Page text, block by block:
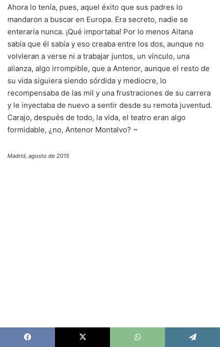
Ahora lo tenía, pues, aquel éxito que sus padres lo
mandaron a buscar en Europa. Era secreto, nadie se
enteraría nunca. ¡Qué importaba! Por lo menos Aitana
sabía que él sabía y eso creaba entre los dos, aunque no
volvieran a verse ni a trabajar juntos, un vínculo, una
alianza, algo irrompible, que a Antenor, aunque el resto de
su vida siguiera siendo sórdida y mediocre, lo
recompensaba de las mil y una frustraciones de su carrera
y le inyectaba de nuevo a sentir desde su remota juventud.
Carajo, después de todo, la vida, el teatro eran algo
formidable, ¿no, Antenor Montalvo? ~
Madrid, agosto de 2015